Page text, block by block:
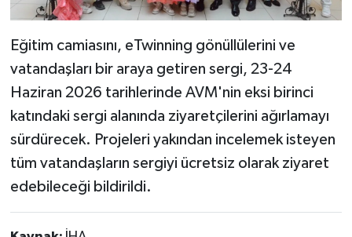
Eğitim camiasını, eTwinning gönüllülerini ve
vatandaşları bir araya getiren sergi, 23-24
Haziran 2026 tarihlerinde AVM'nin eksi birinci
katındaki sergi alanında ziyaretçilerini ağırlamayı
sürdürecek. Projeleri yakından incelemek isteyen
tüm vatandaşların sergiyi ücretsiz olarak ziyaret
edebileceği bildirildi.